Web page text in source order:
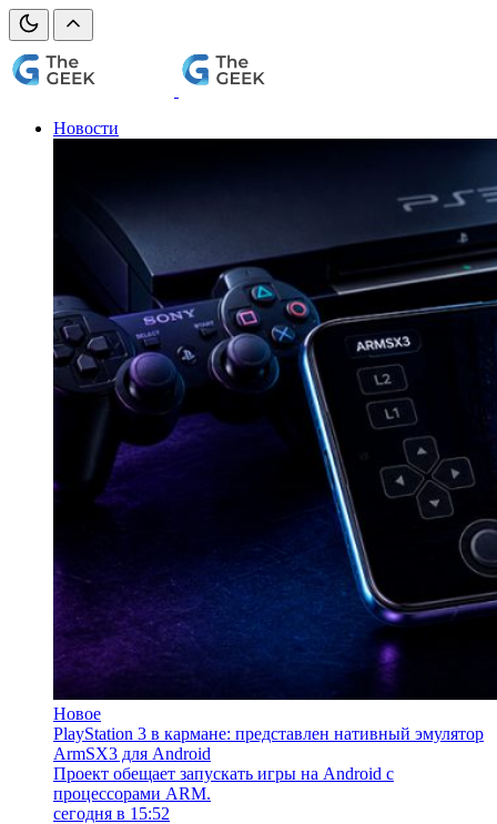
Новости
Новое
PlayStation 3 в кармане: представлен нативный эмулятор
ArmSX3 для Android
Проект обещает запускать игры на Android с
процессорами ARM.
сегодня в 15:52